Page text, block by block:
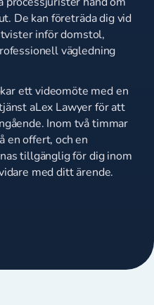
De kan företräda dig vid
inför domstol,
vägledning
ett videomöte med en
aLex Lawyer för att
Inom två timmar
en offert, och en
tillgänglig för dig inom
med ditt ärende.